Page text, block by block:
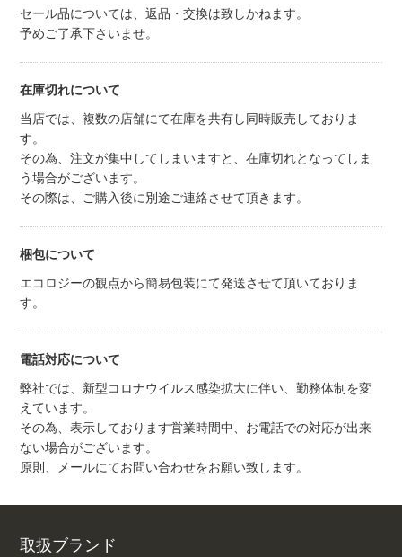
セール品については、返品・交換は致しかねます。
予めご了承下さいませ。
在庫切れについて
当店では、複数の店舗にて在庫を共有し同時販売しておりま
す。
その為、注文が集中してしまいますと、在庫切れとなってしま
う場合がございます。
その際は、ご購入後に別途ご連絡させて頂きます。
梱包について
エコロジーの観点から簡易包装にて発送させて頂いておりま
す。
電話対応について
弊社では、新型コロナウイルス感染拡大に伴い、勤務体制を変
えています。
その為、表示しております営業時間中、お電話での対応が出来
ない場合がございます。
原則、メールにてお問い合わせをお願い致します。
取扱ブランド